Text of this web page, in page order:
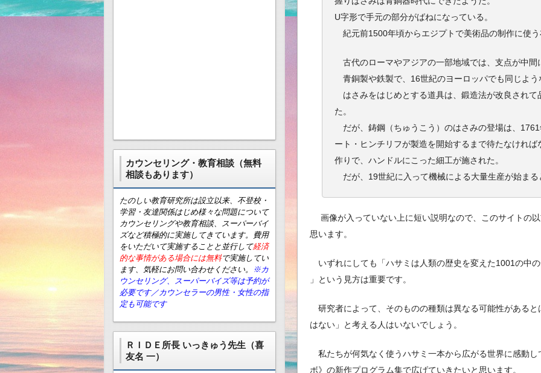
U字形で手元の部分がばねになっている。
紀元前1500年頃からエジプトで美術品の制作に使
古代のローマやアジアの一部地域では、支点が中間
青銅製や鉄製で、16世紀のヨーロッパでも同じよう
はさみをはじめとする道具は、鍛造法が改良されて
た。
だが、鋳鋼（ちゅうこう）のはさみの登場は、
ート・ヒンチリフが製造を開始するまで待たなけれ
作りで、ハンドルにこった細工が施された。
だが、19世紀に入って機械による大量生産が始
画像が入っていない上に短い説明なので、このサイトの
思います。
いずれにしても「ハサミは人類の歴史を変えた1001の中
」という見方は重要です。
研究者によって、そのものの種類は異なる可能性がある
はない」と考える人はいないでしょう。
私たちが何気なく使うハサミ一本から広がる世界に感動
ボ》の新作プログラム集で広げていきたいと思います。
カウンセリング・教育相談（無料
相談もあります）
たのしい教育研究所は設立以来、不登校・
学習・友達関係はじめ様々な問題について
カウンセリングや教育相談、スーパーバイ
ズなど積極的に実施してきています。費用
をいただいて実施することと並行して経済
的な事情がある場合には無料で実施してい
ます、気軽にお問い合わせください。
※カ
ウンセリング、スーパーバイズ等は予約が
必要です／カウンセラーの男性・女性の指
定も可能です
ＲＩＤＥ所長 いっきゅう先生（喜
友名 一）